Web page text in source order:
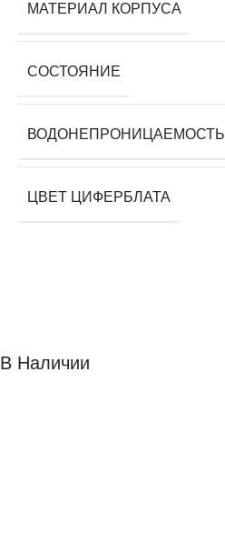
МАТЕРИАЛ КОРПУСА
СОСТОЯНИЕ
ВОДОНЕПРОНИЦАЕМОСТЬ
ЦВЕТ ЦИФЕРБЛАТА
В Наличии